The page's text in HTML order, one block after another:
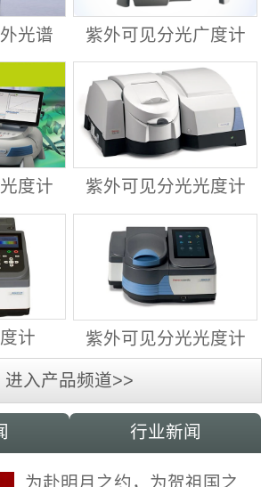
光谱
II
紫外可见分光广度计
Evolution™ 201/220
度计
紫外可见分光光度计
Evolution™ 350
计
30
紫外可见分光光度计
GENESYS™ 40/50
进入产品频道>>
行业新闻
为赴明月之约，为贺祖国之